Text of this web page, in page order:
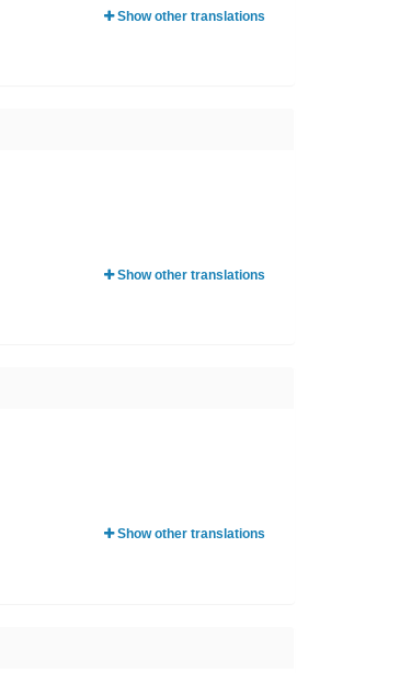
Show other translations
Show other translations
Show other translations